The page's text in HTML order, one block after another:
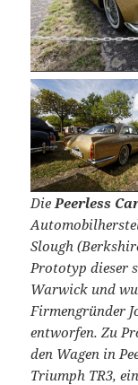
Die Peerless
Slough
Prototyp dieser
Warwick und
Firmengründer
entworfen. Zu
den Wagen in
Triumph TR3,